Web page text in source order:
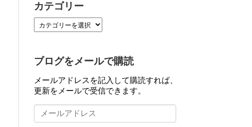
カテゴリー
ブログをメールで購読
メールアドレスを記入して購読すれば、
更新をメールで受信できます。
メ
ー